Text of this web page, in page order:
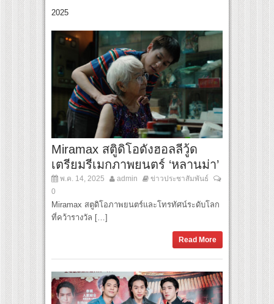
2025
Miramax สตูิดิโอดังฮอลลีวู้ด
เตรียมรีเมกภาพยนตร์ ‘หลานม่า’
พ.ค. 14, 2025 admin
ข่าวประชาสัมพันธ์
0
Miramax สตูดิโอภาพยนตร์และโทรทัศน์ระดับโลก
ที่คว้ารางวัล […]
Read More